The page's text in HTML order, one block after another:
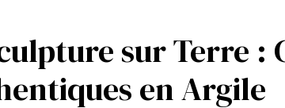
sur Terre :
en Argile